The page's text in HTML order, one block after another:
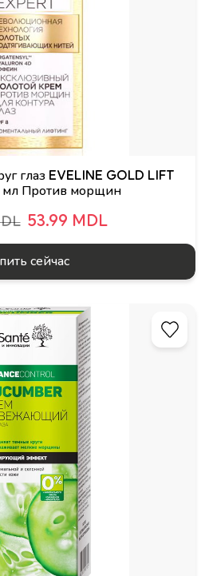
глаз EVELINE GOLD LIFT
мл Против морщин
53.99 MDL
сейчас